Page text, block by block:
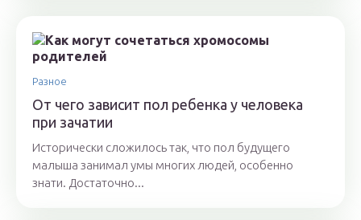
Разное
От чего зависит пол ребенка у человека
при зачатии
Исторически сложилось так, что пол будущего
малыша занимал умы многих людей, особенно
знати. Достаточно...